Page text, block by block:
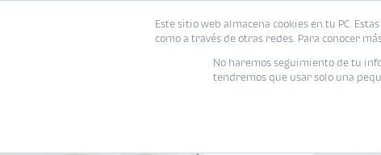
Este sitio web almacena cookies en tu PC.
como a través de otras redes. Para conocer
No haremos seguimiento de tu
tendremos que usar solo una